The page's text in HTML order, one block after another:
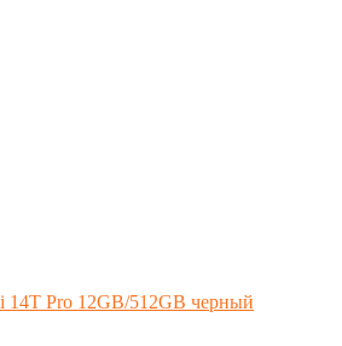
Pro 12GB/512GB черный